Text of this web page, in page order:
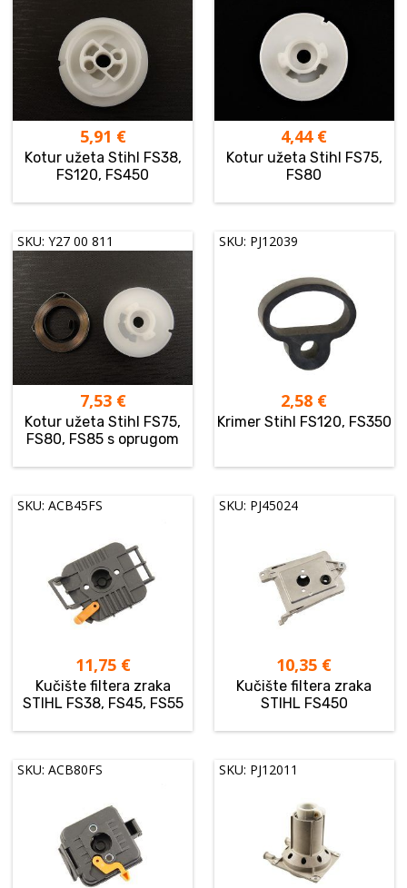
5,91 €
Kotur užeta Stihl FS38,
FS120, FS450
4,44 €
Kotur užeta Stihl FS75,
FS80
SKU: Y27 00 811
7,53 €
Kotur užeta Stihl FS75,
FS80, FS85 s oprugom
SKU: PJ12039
2,58 €
Krimer Stihl FS120, FS350
SKU: ACB45FS
11,75 €
Kučište filtera zraka
STIHL FS38, FS45, FS55
SKU: PJ45024
10,35 €
Kučište filtera zraka
STIHL FS450
SKU: ACB80FS SKU: PJ12011